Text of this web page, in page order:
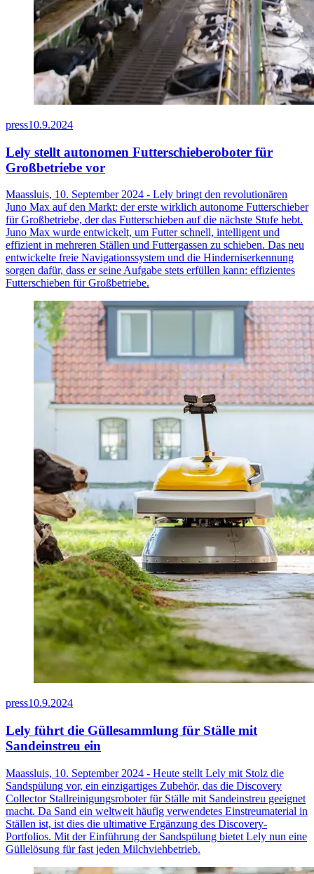
press10.9.2024
Lely stellt autonomen Futterschieberoboter für
Großbetriebe vor
Maassluis, 10. September 2024 - Lely bringt den revolutionären
Juno Max auf den Markt: der erste wirklich autonome Futterschieber
für Großbetriebe, der das Futterschieben auf die nächste Stufe hebt.
Juno Max wurde entwickelt, um Futter schnell, intelligent und
effizient in mehreren Ställen und Futtergassen zu schieben. Das neu
entwickelte freie Navigationssystem und die Hinderniserkennung
sorgen dafür, dass er seine Aufgabe stets erfüllen kann: effizientes
Futterschieben für Großbetriebe.
press10.9.2024
Lely führt die Güllesammlung für Ställe mit
Sandeinstreu ein
Maassluis, 10. September 2024 - Heute stellt Lely mit Stolz die
Sandspülung vor, ein einzigartiges Zubehör, das die Discovery
Collector Stallreinigungsroboter für Ställe mit Sandeinstreu geeignet
macht. Da Sand ein weltweit häufig verwendetes Einstreumaterial in
Ställen ist, ist dies die ultimative Ergänzung des Discovery-
Portfolios. Mit der Einführung der Sandspülung bietet Lely nun eine
Güllelösung für fast jeden Milchviehbetrieb.